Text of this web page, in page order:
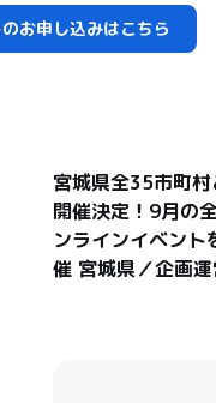
お申し込みはこちら
宮城県全35市町
開催決定！9月の
ンラインイベン
催 宮城県／企画